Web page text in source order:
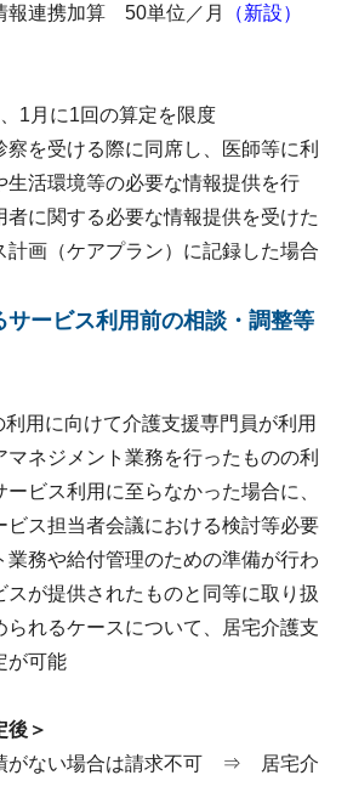
連携加算 50単位／月
（新設）
1月に1回の算定を限度
察を受ける際に同席し、医師等に利
生活環境等の必要な情報提供を行
者に関する必要な情報提供を受けた
計画（ケアプラン）に記録した場合
サービス利用前の相談・調整等
用に向けて介護支援専門員が利用
ネジメント業務を行ったものの利
ビス利用に至らなかった場合に、
ビス担当者会議における検討等必要
業務や給付管理のための準備が行わ
スが提供されたものと同等に取り扱
られるケースについて、居宅介護支
が可能
＞
がない場合は請求不可 ⇒ 居宅介